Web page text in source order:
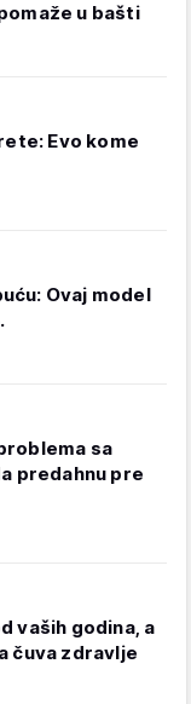
u bašti
Evo kome
Ovaj model
sa
predahnu pre
vaših godina, a
čuva zdravlje